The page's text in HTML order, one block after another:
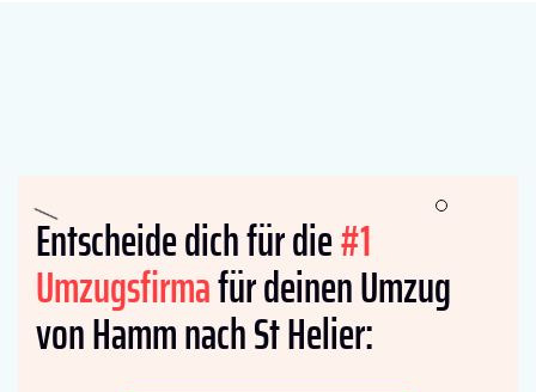
Entscheide dich für die#1
Umzugsfirmafür deinen Umzug
von Hamm nach St Helier: